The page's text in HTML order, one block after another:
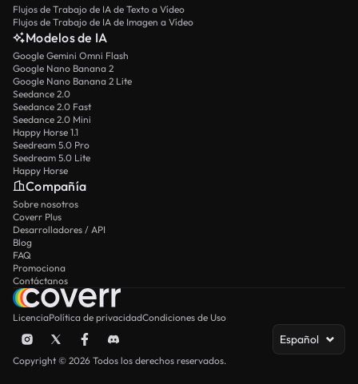
Flujos de Trabajo de IA de Texto a Vídeo
Flujos de Trabajo de IA de Imagen a Vídeo
Modelos de IA
Google Gemini Omni Flash
Google Nano Banana 2
Google Nano Banana 2 Lite
Seedance 2.0
Seedance 2.0 Fast
Seedance 2.0 Mini
Happy Horse 1.1
Seedream 5.0 Pro
Seedream 5.0 Lite
Happy Horse
Compañía
Sobre nosotros
Coverr Plus
Desarrolladores / API
Blog
FAQ
Promociona
Contáctanos
LicenciaPolítica de privacidadCondiciones de Uso
Español
Copyright © 2026 Todos los derechos reservados.